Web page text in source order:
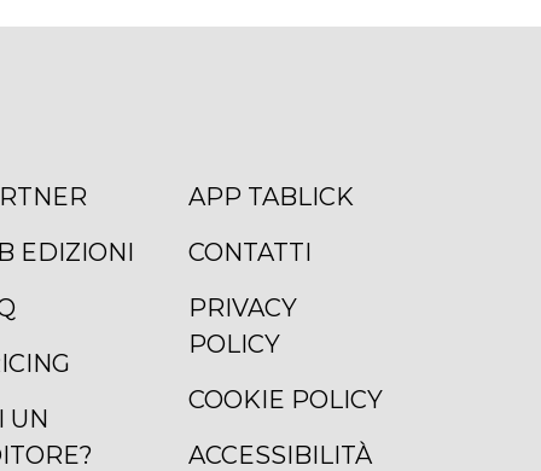
APP TABLICK
CONTATTI
PRIVACY
POLICY
COOKIE POLICY
ACCESSIBILITÀ
EDIZIONI
UN